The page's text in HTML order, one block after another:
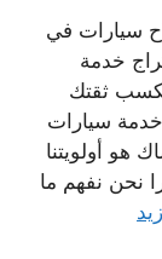
سيارات في
خدمة
ثقتك
سيارات
​​هو أولويتنا
نحن نفهم ما